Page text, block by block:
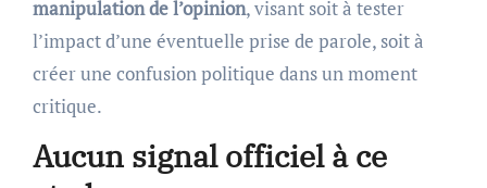
manipulation de l’opinion, visant soit à tester
l’impact d’une éventuelle prise de parole, soit à
créer une confusion politique dans un moment
critique.
Aucun signal officiel à ce